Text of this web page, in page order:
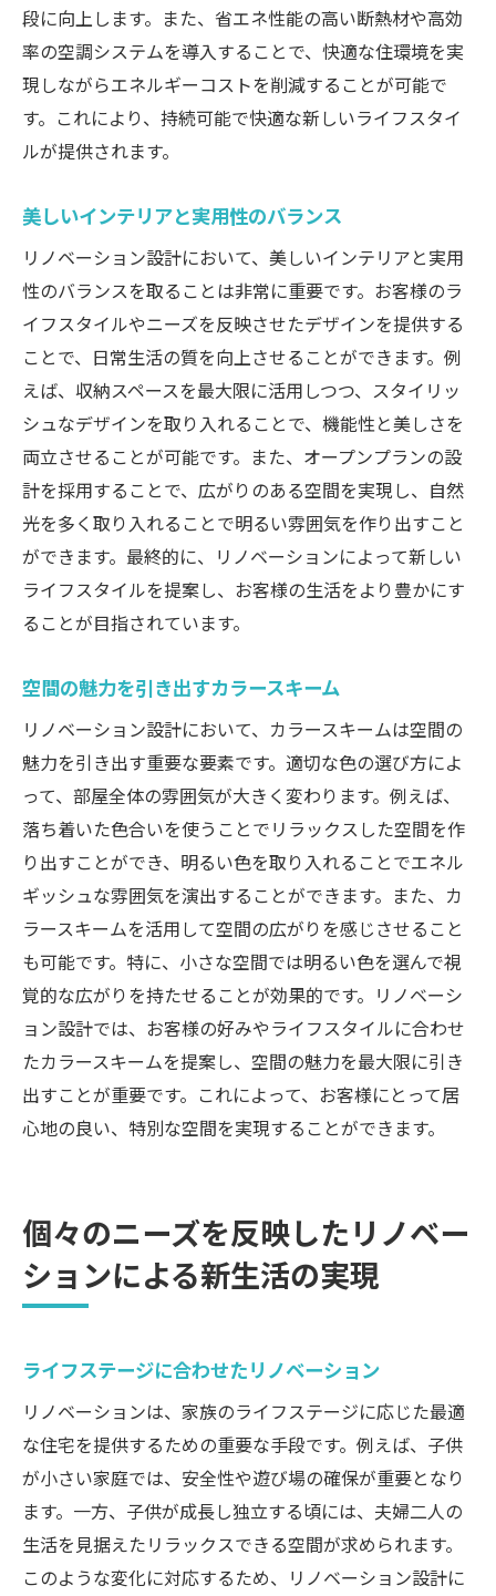
段に向上します。また、省エネ性能の高い断熱材や高効
率の空調システムを導入することで、快適な住環境を実
現しながらエネルギーコストを削減することが可能で
す。これにより、持続可能で快適な新しいライフスタイ
ルが提供されます。
美しいインテリアと実用性のバランス
リノベーション設計において、美しいインテリアと実用
性のバランスを取ることは非常に重要です。お客様のラ
イフスタイルやニーズを反映させたデザインを提供する
ことで、日常生活の質を向上させることができます。例
えば、収納スペースを最大限に活用しつつ、スタイリッ
シュなデザインを取り入れることで、機能性と美しさを
両立させることが可能です。また、オープンプランの設
計を採用することで、広がりのある空間を実現し、自然
光を多く取り入れることで明るい雰囲気を作り出すこと
ができます。最終的に、リノベーションによって新しい
ライフスタイルを提案し、お客様の生活をより豊かにす
ることが目指されています。
空間の魅力を引き出すカラースキーム
リノベーション設計において、カラースキームは空間の
魅力を引き出す重要な要素です。適切な色の選び方によ
って、部屋全体の雰囲気が大きく変わります。例えば、
落ち着いた色合いを使うことでリラックスした空間を作
り出すことができ、明るい色を取り入れることでエネル
ギッシュな雰囲気を演出することができます。また、カ
ラースキームを活用して空間の広がりを感じさせること
も可能です。特に、小さな空間では明るい色を選んで視
覚的な広がりを持たせることが効果的です。リノベーシ
ョン設計では、お客様の好みやライフスタイルに合わせ
たカラースキームを提案し、空間の魅力を最大限に引き
出すことが重要です。これによって、お客様にとって居
心地の良い、特別な空間を実現することができます。
個々のニーズを反映したリノベー
ションによる新生活の実現
ライフステージに合わせたリノベーション
リノベーションは、家族のライフステージに応じた最適
な住宅を提供するための重要な手段です。例えば、子供
が小さい家庭では、安全性や遊び場の確保が重要となり
ます。一方、子供が成長し独立する頃には、夫婦二人の
生活を見据えたリラックスできる空間が求められます。
このような変化に対応するため、リノベーション設計に